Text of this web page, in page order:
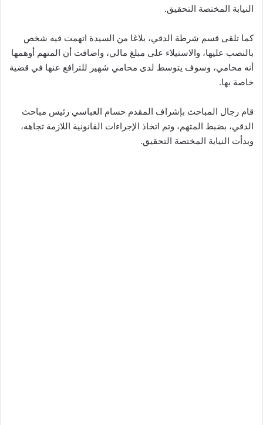
النيابة المختصة التحقيق.
كما تلقى قسم شرطة الدقي، بلاغا من السيدة اتهمت فيه شخص
بالنصب عليها، والاستيلاء على مبلغ مالي، واضافت أن المتهم أوهمها
أنه محامي، وسوف يتوسط لدى محامي شهير للترافع عنها في قضية
خاصة بها.
قام رجال المباحث بإشراف المقدم حسام العباسي رئيس مباحث
الدقي، بضبط المتهم، وتم اتخاذ الإجراءات القانونية اللازمة تجاهه،
وبدأت النيابة المختصة التحقيق.